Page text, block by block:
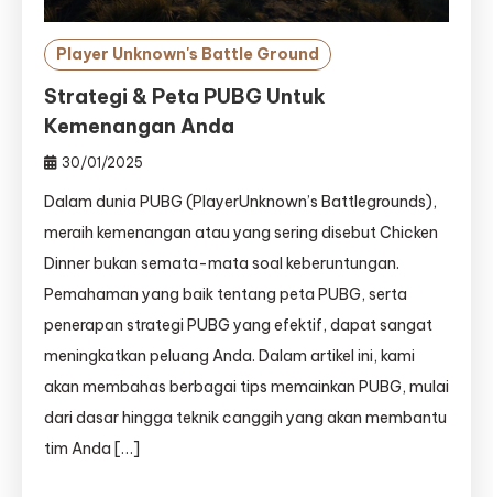
Player Unknown's Battle Ground
Strategi & Peta PUBG Untuk
Kemenangan Anda
30/01/2025
Dalam dunia PUBG (PlayerUnknown’s Battlegrounds),
meraih kemenangan atau yang sering disebut Chicken
Dinner bukan semata-mata soal keberuntungan.
Pemahaman yang baik tentang peta PUBG, serta
penerapan strategi PUBG yang efektif, dapat sangat
meningkatkan peluang Anda. Dalam artikel ini, kami
akan membahas berbagai tips memainkan PUBG, mulai
dari dasar hingga teknik canggih yang akan membantu
tim Anda […]